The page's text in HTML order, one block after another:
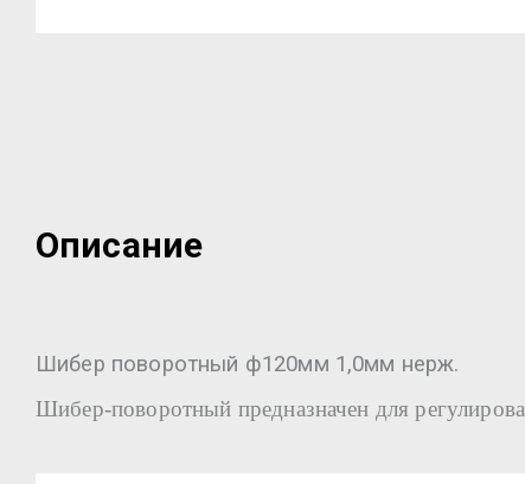
Описание
Шибер поворотный ф120мм 1,0мм нерж.
Шибер-поворотный предназначен для